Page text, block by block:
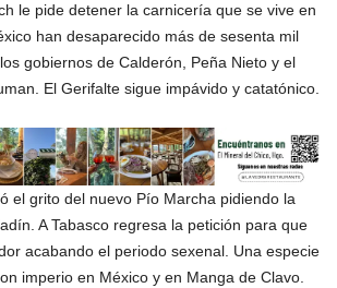
le pide detener la carnicería que se vive en
han desaparecido más de sesenta mil
gobiernos de Calderón, Peña Nieto y el
El Gerifalte sigue impávido y catatónico.
el grito del nuevo Pío Marcha pidiendo la
A Tabasco regresa la petición para que
acabando el periodo sexenal. Una especie
imperio en México y en Manga de Clavo.